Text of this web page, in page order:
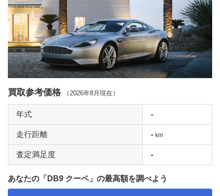
買取参考価格 （ 2026年8月 現在）
年式 -
走行距離 - km
査定満足度 -
あなたの「DB9 クーペ」の最高額を調べよう